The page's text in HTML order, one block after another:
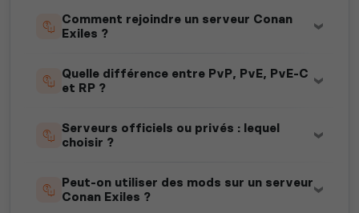
Comment rejoindre un serveur Conan
Exiles ?
Quelle différence entre PvP, PvE, PvE-C
et RP ?
Serveurs officiels ou privés : lequel
choisir ?
Peut-on utiliser des mods sur un serveur
Conan Exiles ?